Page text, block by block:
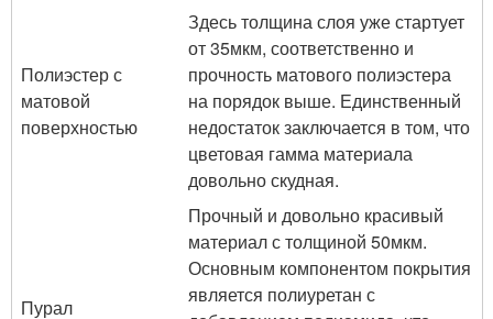
Полиэстер с
матовой
поверхностью
Здесь толщина слоя уже стартует
от 35мкм, соответственно и
прочность матового полиэстера
на порядок выше. Единственный
недостаток заключается в том, что
цветовая гамма материала
довольно скудная.
Пурал
Прочный и довольно красивый
материал с толщиной 50мкм.
Основным компонентом покрытия
является полиуретан с